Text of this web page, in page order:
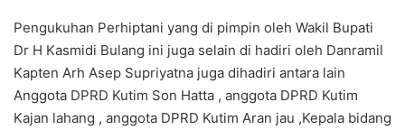
Pengukuhan Perhiptani yang di pimpin oleh Wakil Bupati
Dr H Kasmidi Bulang ini juga selain di hadiri oleh Danramil
Kapten Arh Asep Supriyatna juga dihadiri antara lain
Anggota DPRD Kutim Son Hatta , anggota DPRD Kutim
Kajan lahang , anggota DPRD Kutim Aran jau ,Kepala bidang